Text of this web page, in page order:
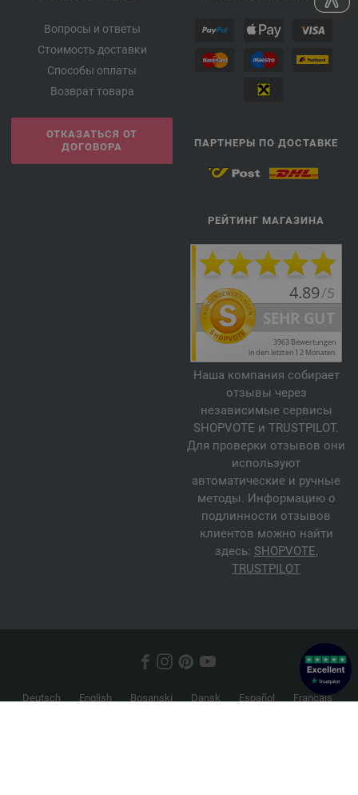
Вопросы и ответы
Стоимость доставки
Способы оплаты
Возврат товара
ОТКАЗАТЬСЯ ОТ
ДОГОВОРА
ПАРТНЕРЫ ПО ДОСТАВКЕ
РЕЙТИНГ МАГАЗИНА
Наша компания собирает
отзывы через
независимые сервисы
SHOPVOTE и TRUSTPILOT.
Для проверки отзывов они
используют
автоматические и ручные
методы. Информацию о
подлинности отзывов
клиентов можно найти
здесь: SHOPVOTE,
TRUSTPILOT
Deutsch English Bosanski Dansk Español
Français